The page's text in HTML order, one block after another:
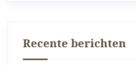
Recente berichten